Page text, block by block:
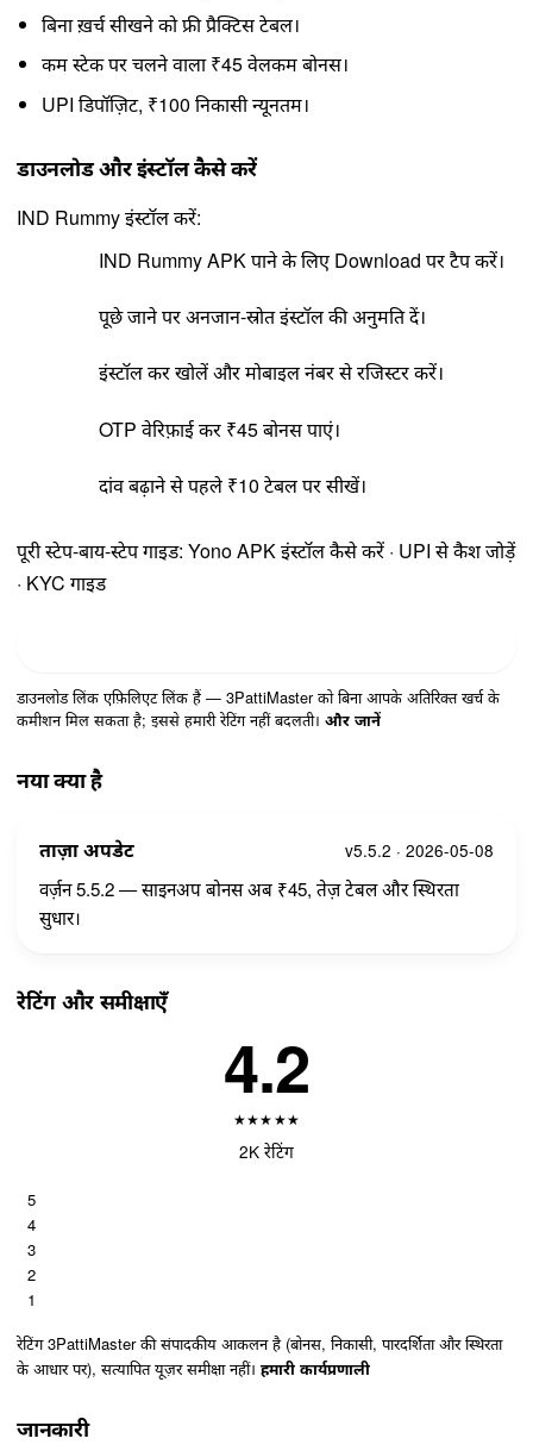
बिना ख़र्च सीखने को फ्री प्रैक्टिस टेबल।
कम स्टेक पर चलने वाला ₹45 वेलकम बोनस।
UPI डिपॉज़िट, ₹100 निकासी न्यूनतम।
डाउनलोड और इंस्टॉल कैसे करें
IND Rummy इंस्टॉल करें:
IND Rummy APK पाने के लिए Download पर टैप करें।
पूछे जाने पर अनजान-स्रोत इंस्टॉल की अनुमति दें।
इंस्टॉल कर खोलें और मोबाइल नंबर से रजिस्टर करें।
OTP वेरिफ़ाई कर ₹45 बोनस पाएं।
दांव बढ़ाने से पहले ₹10 टेबल पर सीखें।
पूरी स्टेप-बाय-स्टेप गाइड: Yono APK इंस्टॉल कैसे करें · UPI से कैश जोड़ें
· KYC गाइड
डाउनलोड लिंक एफ़िलिएट लिंक हैं — 3PattiMaster को बिना आपके अतिरिक्त खर्च के
कमीशन मिल सकता है; इससे हमारी रेटिंग नहीं बदलती। और जानें
नया क्या है
ताज़ा अपडेट v5.5.2 · 2026-05-08
वर्ज़न 5.5.2 — साइनअप बोनस अब ₹45, तेज़ टेबल और स्थिरता
सुधार।
रेटिंग और समीक्षाएँ
4.2
★★★★★
2K रेटिंग
5
4
3
2
1
रेटिंग 3PattiMaster की संपादकीय आकलन है (बोनस, निकासी, पारदर्शिता और स्थिरता
के आधार पर), सत्यापित यूज़र समीक्षा नहीं। हमारी कार्यप्रणाली
जानकारी